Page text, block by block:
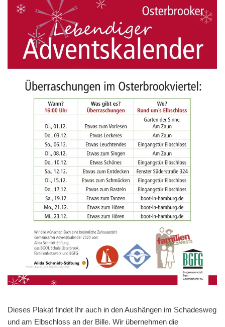
Dieses Plakat findet Ihr auch in den Aushängen im Schadesweg
und am Elbschloss an der Bille. Wir übernehmen die